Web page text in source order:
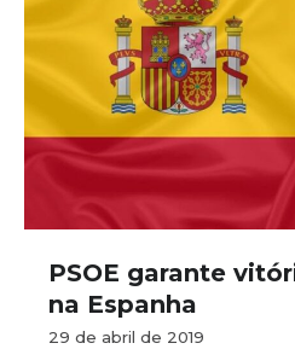
PSOE garante
na Espanha
29 de abril de 2019